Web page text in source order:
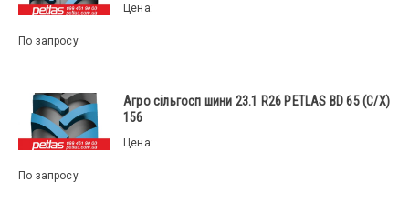
Цена:
По запросу
Агро сільгосп шини 23.1 R26 PETLAS BD 65 (С/Х)
156
Цена:
По запросу